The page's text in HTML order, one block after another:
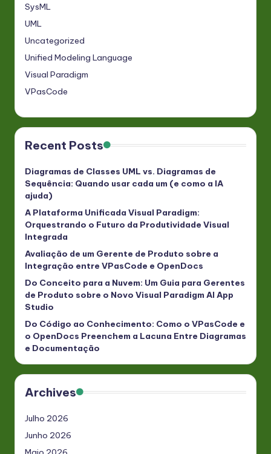
SysML
UML
Uncategorized
Unified Modeling Language
Visual Paradigm
VPasCode
Recent Posts
Diagramas de Classes UML vs. Diagramas de
Sequência: Quando usar cada um (e como a IA
ajuda)
A Plataforma Unificada Visual Paradigm:
Orquestrando o Futuro da Produtividade Visual
Integrada
Avaliação de um Gerente de Produto sobre a
Integração entre VPasCode e OpenDocs
Do Conceito para a Nuvem: Um Guia para Gerentes
de Produto sobre o Novo Visual Paradigm AI App
Studio
Do Código ao Conhecimento: Como o VPasCode e
o OpenDocs Preenchem a Lacuna Entre Diagramas
e Documentação
Archives
Julho 2026
Junho 2026